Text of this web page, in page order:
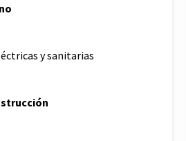
y sanitarias